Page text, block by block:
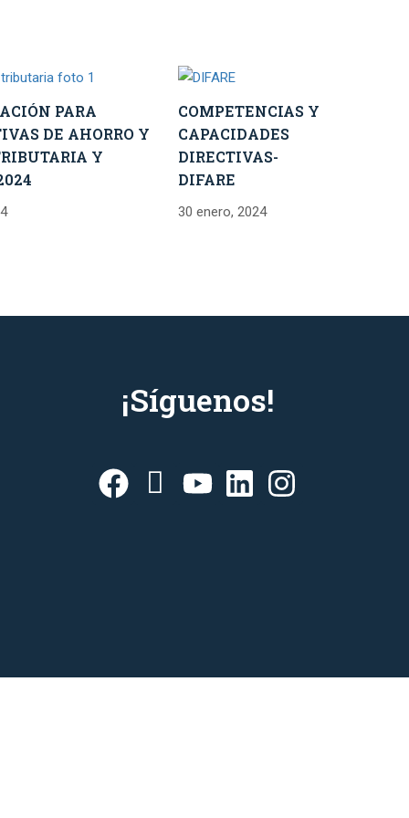
PARA
DE AHORRO Y
Y
COMPETENCIAS Y
CAPACIDADES
DIRECTIVAS-
DIFARE
30 enero, 2024
¡Síguenos!